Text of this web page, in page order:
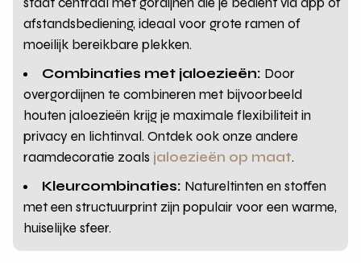
afstandsbediening, ideaal voor grote ramen of
moeilijk bereikbare plekken.
Combinaties met jaloezieën: Door
overgordijnen te combineren met bijvoorbeeld
houten jaloezieën krijg je maximale flexibiliteit in
privacy en lichtinval. Ontdek ook onze andere
raamdecoratie zoals jaloezieën op maat.
Kleurcombinaties: Natureltinten en stoffen
met een structuurprint zijn populair voor een warme,
huiselijke sfeer.